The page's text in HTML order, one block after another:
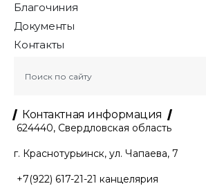
Благочиния
Документы
Контакты
Контактная информация
624440, Свердловская область
г. Краснотурьинск, ул. Чапаева, 7
+7(922) 617-21-21 канцелярия